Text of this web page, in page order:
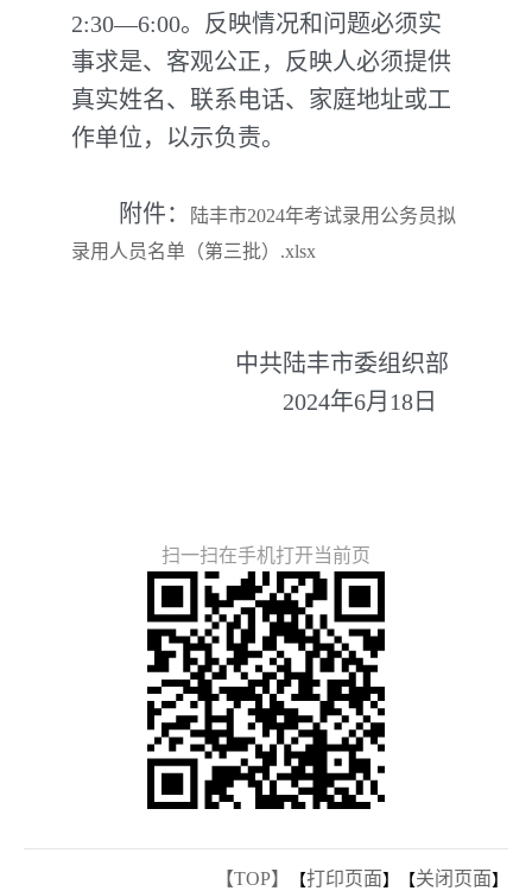
2:30—6:00。反映情况和问题必须实
事求是、客观公正，反映人必须提供
真实姓名、联系电话、家庭地址或工
作单位，以示负责。
附件：
陆丰市2024年考试录用公务员拟
录用人员名单（第三批）.xlsx
中共陆丰市委组织部
2024年6月18日
扫一扫在手机打开当前页
【TOP】 【打印页面】【关闭页面】